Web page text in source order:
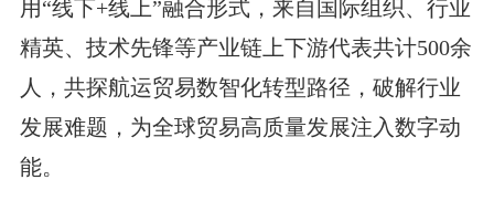
用“线下+线上”融合形式，来自国际组织、行业
精英、技术先锋等产业链上下游代表共计500余
人，共探航运贸易数智化转型路径，破解行业
发展难题，为全球贸易高质量发展注入数字动
能。